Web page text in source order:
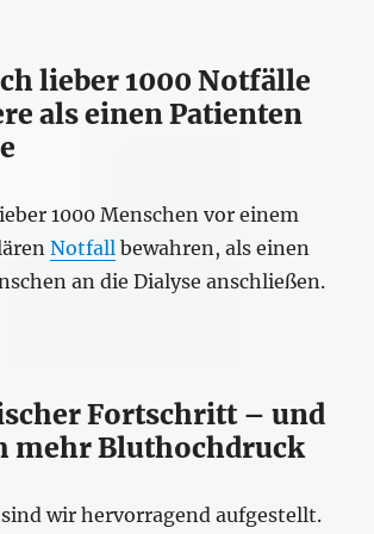
lieber 1000 Notfälle
als einen Patienten
1000 Menschen vor einem
Notfall bewahren, als einen
an die Dialyse anschließen.
Fortschritt – und
mehr Bluthochdruck
wir hervorragend aufgestellt.